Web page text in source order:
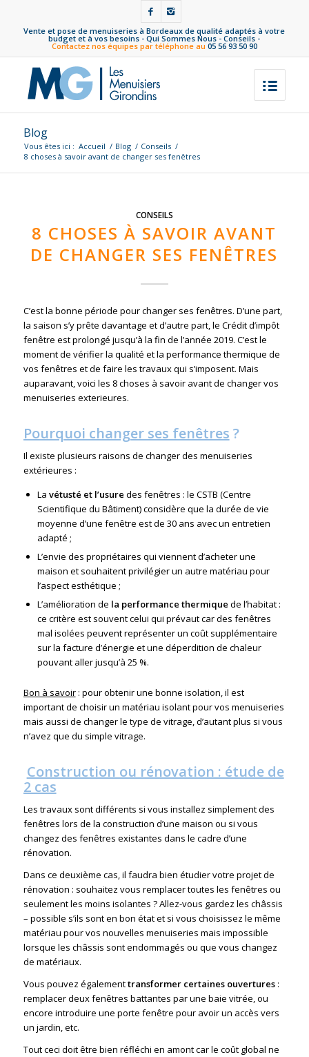
Vente et pose de menuiseries à Bordeaux de qualité adaptés à votre
budget et à vos besoins -Qui Sommes Nous -Conseils -
Contactez nos équipes par téléphone au 05 56 93 50 90
Blog
Vous êtes ici : Accueil / Blog / Conseils /
8 choses à savoir avant de changer ses fenêtres
CONSEILS
8 CHOSES À SAVOIR AVANT
DE CHANGER SES FENÊTRES
C’est la bonne période pour changer ses fenêtres. D’une part,
la saison s’y prête davantage et d’autre part, le Crédit d’impôt
fenêtre est prolongé jusqu’à la fin de l’année 2019. C’est le
moment de vérifier la qualité et la performance thermique de
vos fenêtres et de faire les travaux qui s’imposent. Mais
auparavant, voici les 8 choses à savoir avant de changer vos
menuiseries exterieures.
Pourquoi changer ses fenêtres ?
Il existe plusieurs raisons de changer des menuiseries
extérieures :
La vétusté et l’usure des fenêtres : le CSTB (Centre
Scientifique du Bâtiment) considère que la durée de vie
moyenne d’une fenêtre est de 30 ans avec un entretien
adapté ;
L’envie des propriétaires qui viennent d’acheter une
maison et souhaitent privilégier un autre matériau pour
l’aspect esthétique ;
L’amélioration de la performance thermique de l’habitat :
ce critère est souvent celui qui prévaut car des fenêtres
mal isolées peuvent représenter un coût supplémentaire
sur la facture d’énergie et une déperdition de chaleur
pouvant aller jusqu’à 25 %.
Bon à savoir: pour obtenir une bonne isolation, il est
important de choisir un matériau isolant pour vos menuiseries
mais aussi de changer le type de vitrage, d’autant plus si vous
n’avez que du simple vitrage.
Construction ou rénovation : étude de
2 cas
Les travaux sont différents si vous installez simplement des
fenêtres lors de la construction d’une maison ou si vous
changez des fenêtres existantes dans le cadre d’une
rénovation.
Dans ce deuxième cas, il faudra bien étudier votre projet de
rénovation : souhaitez vous remplacer toutes les fenêtres ou
seulement les moins isolantes ? Allez-vous gardez les châssis
– possible s’ils sont en bon état et si vous choisissez le même
matériau pour vos nouvelles menuiseries mais impossible
lorsque les châssis sont endommagés ou que vous changez
de matériaux.
Vous pouvez égalementtransformer certaines ouvertures:
remplacer deux fenêtres battantes par une baie vitrée, ou
encore introduire une porte fenêtre pour avoir un accès vers
un jardin, etc.
Tout ceci doit être bien réfléchi en amont car le coût global ne